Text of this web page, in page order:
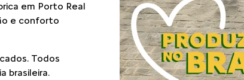
em Porto Real
e conforto
Todos
brasileira.